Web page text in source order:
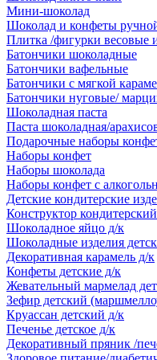
Мини-шоколад
Шоколад и конфеты
Плитка /фигурки весовые
Батончики шоколадные
Батончики вафельные
Батончики с мягкой
Батончики нуговые/
Шоколадная паста
Паста шоколадная/
Подарочные наборы
Наборы конфет
Наборы шоколада
Наборы конфет с
Детские кондитерские
Конструктор
Шоколадное яйцо д/к
Шоколадные изделия
Декоративная карамель д/к
Конфеты детские д/к
Жевательный мармелад
Зефир детский
Круассан детский д/к
Печенье детское д/к
Декоративный пряник /